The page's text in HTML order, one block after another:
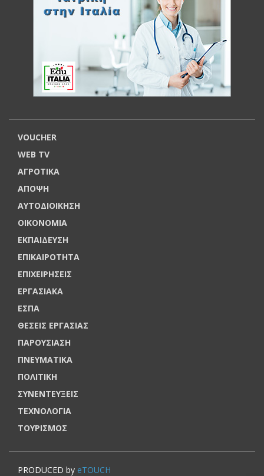
VOUCHER
WEB TV
ΑΓΡΟΤΙΚΑ
ΑΠΟΨΗ
ΑΥΤΟΔΙΟΙΚΗΣΗ
ΟΙΚΟΝΟΜΙΑ
ΕΚΠΑΙΔΕΥΣΗ
ΕΠΙΚΑΙΡΟΤΗΤΑ
ΕΠΙΧΕΙΡΗΣΕΙΣ
ΕΡΓΑΣΙΑΚΑ
ΕΣΠΑ
ΘΕΣΕΙΣ ΕΡΓΑΣΙΑΣ
ΠΑΡΟΥΣΙΑΣΗ
ΠΝΕΥΜΑΤΙΚΑ
ΠΟΛΙΤΙΚΗ
ΣΥΝΕΝΤΕΥΞΕΙΣ
ΤΕΧΝΟΛΟΓΙΑ
ΤΟΥΡΙΣΜΟΣ
PRODUCED by eTOUCH